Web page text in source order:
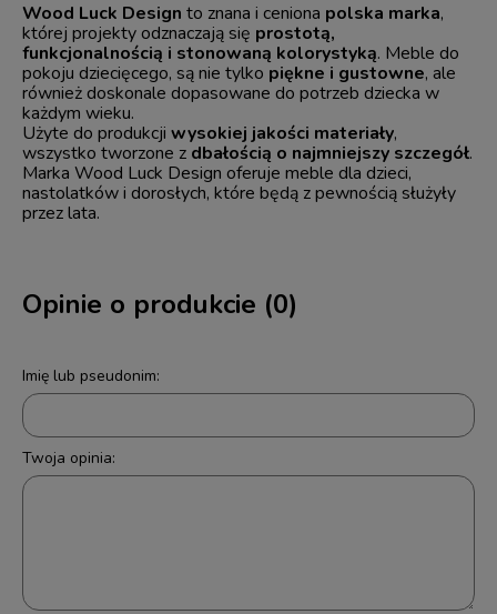
Wood Luck Design to znana i ceniona polska marka,
której projekty odznaczają się prostotą,
funkcjonalnością i stonowaną kolorystyką. Meble do
pokoju dziecięcego, są nie tylko piękne i gustowne, ale
również doskonale dopasowane do potrzeb dziecka w
każdym wieku.
Użyte do produkcji wysokiej jakości materiały,
wszystko tworzone z dbałością o najmniejszy szczegół.
Marka Wood Luck Design oferuje meble dla dzieci,
nastolatków i dorosłych, które będą z pewnością służyły
przez lata.
Opinie o produkcie (0)
Imię lub pseudonim:
Twoja opinia: